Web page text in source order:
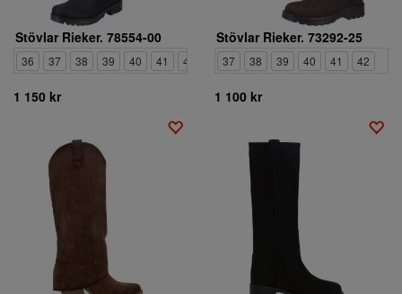
Stövlar Rieker. 78554-00
36 37 38 39 40 41 42
1 150 kr
Stövlar Rieker. 73292-25
37 38 39 40 41 42
1 100 kr